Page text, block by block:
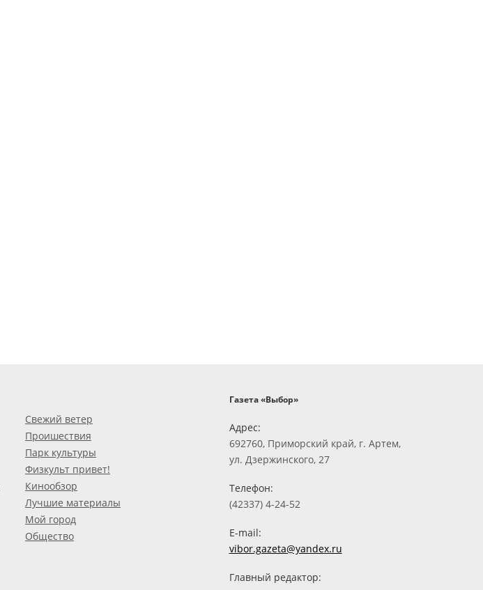
Свежий ветер
Проишествия
Парк культуры
Физкульт привет!
Кинообзор
Лучшие материалы
Мой город
Общество
Газета «Выбор»
Адрес:
692760, Приморский край, г. Артем,
ул. Дзержинского, 27
Телефон:
(42337) 4-24-52
E-mail:
vibor.gazeta@yandex.ru
Главный редактор: